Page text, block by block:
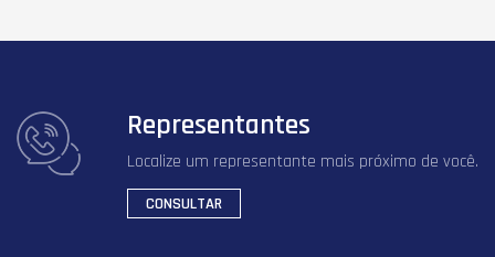
Representantes
Localize um representante mais próximo de você.
CONSULTAR